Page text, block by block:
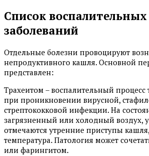
Список воспалительных
заболеваний
Отдельные болезни провоцируют
непродуктивного кашля. Основной
представлен:
Трахеитом – воспалительный процесс
при проникновении вирусной,
стрептококковой инфекции. На
загрязненный или холодный воздух,
отмечаются утренние приступы
температура. Патология может
или фарингитом.